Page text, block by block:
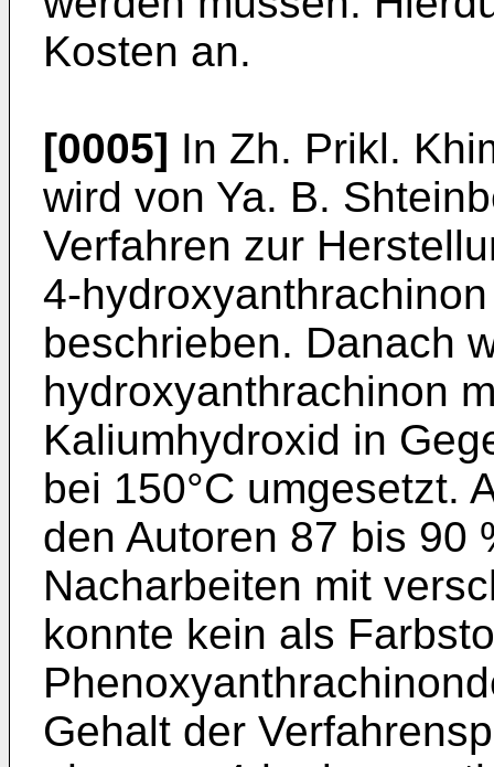
Kosten an.
[0005] In Zh. Prikl.
wird von Ya. B.
Verfahren zur
4-
beschrieben. Danach
hydroxyanthrachinon
Kaliumhydroxid in
bei 150°C umgesetzt.
den Autoren 87 bis 90
Nacharbeiten mit
konnte kein als
Gehalt der